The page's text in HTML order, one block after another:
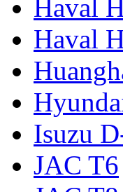
Haval
Haval
Isuzu
JAC T6